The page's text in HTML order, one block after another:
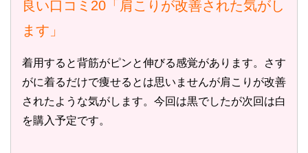
良い口コミ20「肩こりが改善された気がし
ます」
着用すると背筋がピンと伸びる感覚があります。さす
がに着るだけで痩せるとは思いませんが肩こりが改善
されたような気がします。今回は黒でしたが次回は白
を購入予定です。